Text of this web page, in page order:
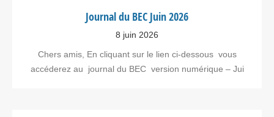
Journal du BEC Juin 2026
8 juin 2026
Chers amis, En cliquant sur le lien ci-dessous vous
accéderez au journal du BEC version numérique – Jui